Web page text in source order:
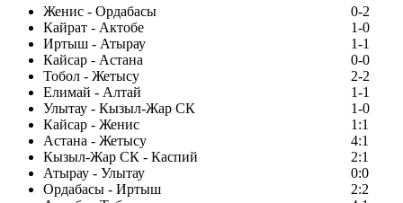
Женис - Ордабасы
0-2
Кайрат - Актобе
1-0
Иртыш - Атырау
1-1
Кайсар - Астана
0-0
Тобол - Жетысу
2-2
Елимай - Алтай
1-1
Улытау - Кызыл-Жар СК
1-0
Кайсар - Женис
1:1
Астана - Жетысу
4:1
Кызыл-Жар СК - Каспий
2:1
Атырау - Улытау
0:0
Ордабасы - Иртыш
2:2